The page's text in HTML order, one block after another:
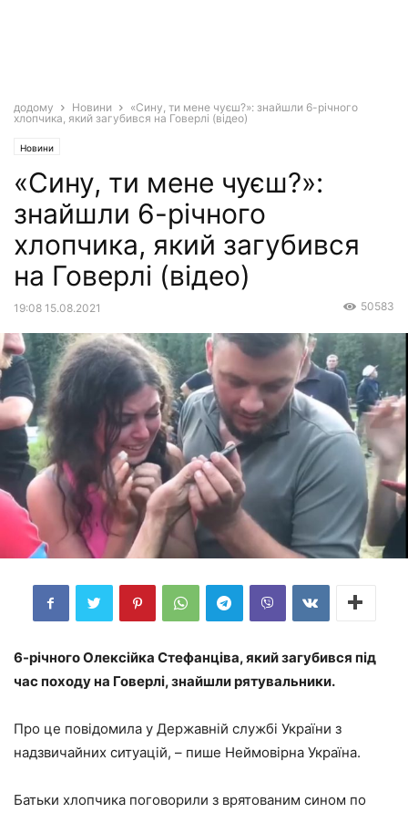
додому Новини
«Сину, ти мене чуєш?»: знайшли 6-річного
хлопчика, який загубився на Говерлі (відео)
Новини
«Сину, ти мене чуєш?»:
знайшли 6-річного
хлопчика, який загубився
на Говерлі (відео)
19:08 15.08.2021 50583
6-річного Олексійка Стефанціва, який загубився під
час походу на Говерлі, знайшли рятувальники.
Про це повідомила у Державній службі України з
надзвичайних ситуацій, – пише Неймовірна Україна.
Батьки хлопчика поговорили з врятованим сином по